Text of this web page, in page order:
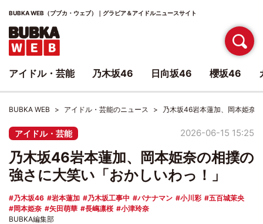
BUBKA WEB（ブブカ・ウェブ）｜グラビア＆アイドルニュースサイト
BUBKA WEB アイドル・芸能のニュース 乃木坂46岩本蓮加、岡本姫奈
アイドル・芸能 2026-06-15 15:25
乃木坂46岩本蓮加、岡本姫奈の相撲の
強さに大笑い「おかしいわっ！」
乃木坂46 岩本蓮加 乃木坂工事中 バナナマン 小川彩
五百城茉央
岡本姫奈
矢田萌華 長嶋凛桜
小津玲奈
BUBKA編集部
アイドル・芸能 乃木坂46 日向坂46 櫻坂46